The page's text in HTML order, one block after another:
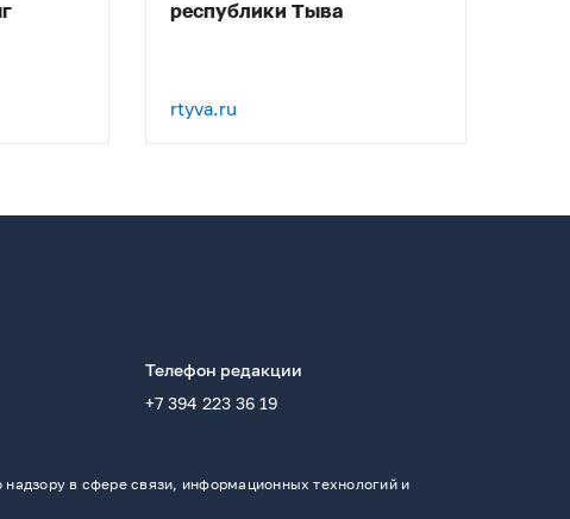
республики Тыва
rtyva.ru
Телефон редакции
+7 394 223 36 19
в сфере связи, информационных технологий и